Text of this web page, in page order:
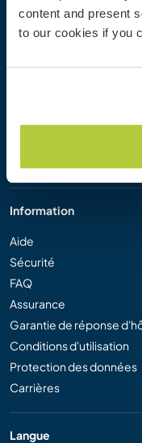
content and present
to our cookies if you
Workaway Blog
Galerie de photos
Information
Aide
Sécurité
FAQ
Assurance
Garantie de réponse
Conditions d'utilisation
Protection des données
Carrières
Langue